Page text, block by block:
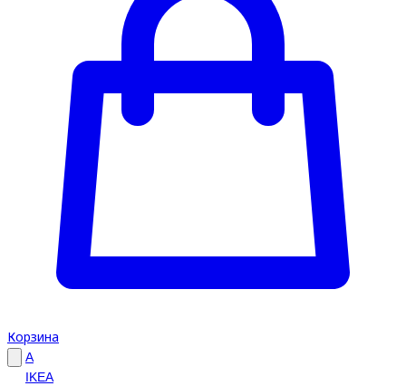
Корзина
A
IKEA